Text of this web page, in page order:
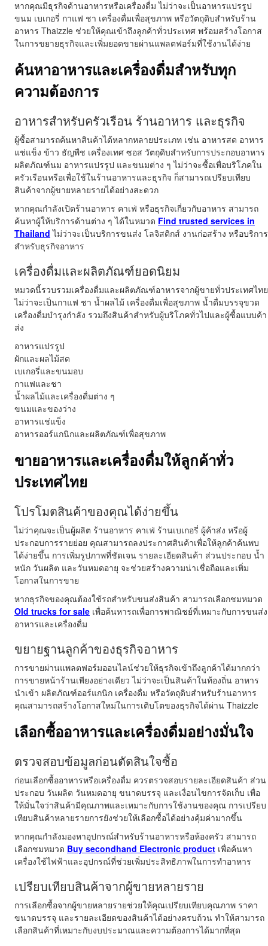
หากคุณมีธุรกิจด้านอาหารหรือเครื่องดื่ม ไม่ว่าจะเป็นอาหารแปรรูป
ขนม เบเกอรี่ กาแฟ ชา เครื่องดื่มเพื่อสุขภาพ หรือวัตถุดิบสำหรับร้าน
อาหาร Thaizzle ช่วยให้คุณเข้าถึงลูกค้าทั่วประเทศ พร้อมสร้างโอกาส
ในการขยายธุรกิจและเพิ่มยอดขายผ่านแพลตฟอร์มที่ใช้งานได้ง่าย
ค้นหาอาหารและเครื่องดื่มสำหรับทุก
ความต้องการ
อาหารสำหรับครัวเรือน ร้านอาหาร และธุรกิจ
ผู้ซื้อสามารถค้นหาสินค้าได้หลากหลายประเภท เช่น อาหารสด อาหาร
แช่แข็ง ข้าว ธัญพืช เครื่องเทศ ซอส วัตถุดิบสำหรับการประกอบอาหาร
ผลิตภัณฑ์นม อาหารแปรรูป และขนมต่าง ๆ ไม่ว่าจะซื้อเพื่อบริโภคใน
ครัวเรือนหรือเพื่อใช้ในร้านอาหารและธุรกิจ ก็สามารถเปรียบเทียบ
สินค้าจากผู้ขายหลายรายได้อย่างสะดวก
หากคุณกำลังเปิดร้านอาหาร คาเฟ่ หรือธุรกิจเกี่ยวกับอาหาร สามารถ
ค้นหาผู้ให้บริการด้านต่าง ๆ ได้ในหมวด Find trusted services in
Thailand ไม่ว่าจะเป็นบริการขนส่ง โลจิสติกส์ งานก่อสร้าง หรือบริการ
สำหรับธุรกิจอาหาร
เครื่องดื่มและผลิตภัณฑ์ยอดนิยม
หมวดนี้รวบรวมเครื่องดื่มและผลิตภัณฑ์อาหารจากผู้ขายทั่วประเทศไทย
ไม่ว่าจะเป็นกาแฟ ชา น้ำผลไม้ เครื่องดื่มเพื่อสุขภาพ น้ำดื่มบรรจุขวด
เครื่องดื่มบำรุงกำลัง รวมถึงสินค้าสำหรับผู้บริโภคทั่วไปและผู้ซื้อแบบค้า
ส่ง
อาหารแปรรูป
ผักและผลไม้สด
เบเกอรี่และขนมอบ
กาแฟและชา
น้ำผลไม้และเครื่องดื่มต่าง ๆ
ขนมและของว่าง
อาหารแช่แข็ง
อาหารออร์แกนิกและผลิตภัณฑ์เพื่อสุขภาพ
ขายอาหารและเครื่องดื่มให้ลูกค้าทั่ว
ประเทศไทย
โปรโมตสินค้าของคุณได้ง่ายขึ้น
ไม่ว่าคุณจะเป็นผู้ผลิต ร้านอาหาร คาเฟ่ ร้านเบเกอรี่ ผู้ค้าส่ง หรือผู้
ประกอบการรายย่อย คุณสามารถลงประกาศสินค้าเพื่อให้ลูกค้าค้นพบ
ได้ง่ายขึ้น การเพิ่มรูปภาพที่ชัดเจน รายละเอียดสินค้า ส่วนประกอบ น้ำ
หนัก วันผลิต และวันหมดอายุ จะช่วยสร้างความน่าเชื่อถือและเพิ่ม
โอกาสในการขาย
หากธุรกิจของคุณต้องใช้รถสำหรับขนส่งสินค้า สามารถเลือกชมหมวด
Old trucks for sale เพื่อค้นหารถเพื่อการพาณิชย์ที่เหมาะกับการขนส่ง
อาหารและเครื่องดื่ม
ขยายฐานลูกค้าของธุรกิจอาหาร
การขายผ่านแพลตฟอร์มออนไลน์ช่วยให้ธุรกิจเข้าถึงลูกค้าได้มากกว่า
การขายหน้าร้านเพียงอย่างเดียว ไม่ว่าจะเป็นสินค้าในท้องถิ่น อาหาร
นำเข้า ผลิตภัณฑ์ออร์แกนิก เครื่องดื่ม หรือวัตถุดิบสำหรับร้านอาหาร
คุณสามารถสร้างโอกาสใหม่ในการเติบโตของธุรกิจได้ผ่าน Thaizzle
เลือกซื้ออาหารและเครื่องดื่มอย่างมั่นใจ
ตรวจสอบข้อมูลก่อนตัดสินใจซื้อ
ก่อนเลือกซื้ออาหารหรือเครื่องดื่ม ควรตรวจสอบรายละเอียดสินค้า ส่วน
ประกอบ วันผลิต วันหมดอายุ ขนาดบรรจุ และเงื่อนไขการจัดเก็บ เพื่อ
ให้มั่นใจว่าสินค้ามีคุณภาพและเหมาะกับการใช้งานของคุณ การเปรียบ
เทียบสินค้าหลายรายการยังช่วยให้เลือกซื้อได้อย่างคุ้มค่ามากขึ้น
หากคุณกำลังมองหาอุปกรณ์สำหรับร้านอาหารหรือห้องครัว สามารถ
เลือกชมหมวด Buy secondhand Electronic product เพื่อค้นหา
เครื่องใช้ไฟฟ้าและอุปกรณ์ที่ช่วยเพิ่มประสิทธิภาพในการทำอาหาร
เปรียบเทียบสินค้าจากผู้ขายหลายราย
การเลือกซื้อจากผู้ขายหลายรายช่วยให้คุณเปรียบเทียบคุณภาพ ราคา
ขนาดบรรจุ และรายละเอียดของสินค้าได้อย่างครบถ้วน ทำให้สามารถ
เลือกสินค้าที่เหมาะกับงบประมาณและความต้องการได้มากที่สุด